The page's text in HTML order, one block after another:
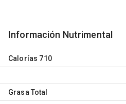
Información Nutrimental
Calorías 710
Grasa Total